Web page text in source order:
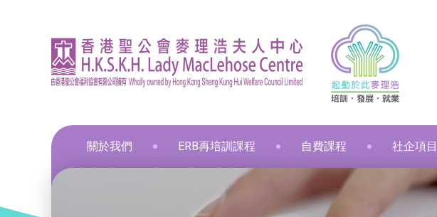
關於我們
葵涌區 – 工商業社會服務部
ERB再培訓課程
資訊及通訊科技
印刷及出版
飲食
飲食
通用技能
飲食
自費課程
髮型改造
化妝
布藝製作
保鮮花手作
和諧粉彩
星際漫遊
社企項目
寵愛軒